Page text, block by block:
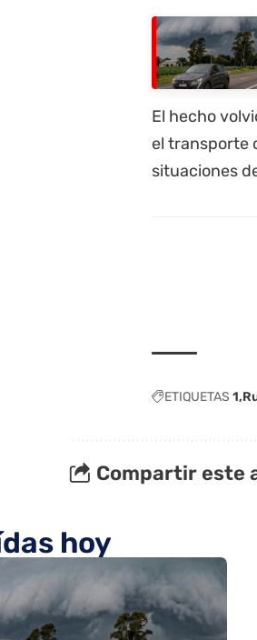
El hecho
el transporte
situaciones
ETIQUETAS 1
Compartir este
hoy